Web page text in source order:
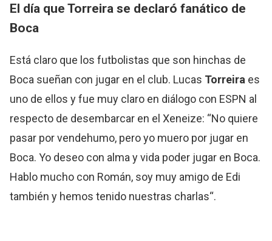
El día que Torreira se declaró fanático de
Boca
Está claro que los futbolistas que son hinchas de
Boca sueñan con jugar en el club. Lucas Torreira es
uno de ellos y fue muy claro en diálogo con ESPN al
respecto de desembarcar en el Xeneize: “No quiere
pasar por vendehumo, pero yo muero por jugar en
Boca. Yo deseo con alma y vida poder jugar en Boca.
Hablo mucho con Román, soy muy amigo de Edi
también y hemos tenido nuestras charlas“.